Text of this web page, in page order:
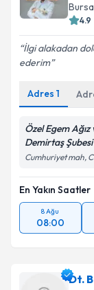
Metni
Bursa
4.9
İlgi alakadan
ederim
Adres 1
Özel Egem Ağız
Demirtaş Şubesi
Cumhuriyet mah,
En Yakın Saatler
8 Ağu
08:00
Dt.